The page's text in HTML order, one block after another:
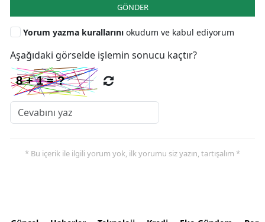
GÖNDER
Yorum yazma kurallarını okudum ve kabul ediyorum
Aşağıdaki görselde işlemin sonucu kaçtır?
* Bu içerik ile ilgili yorum yok, ilk yorumu siz yazın, tartışalım *